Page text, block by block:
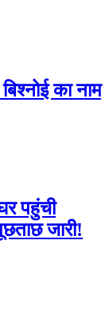
का नाम
पहुंची
जारी!